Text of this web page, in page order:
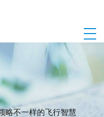
略不一样的飞行智慧